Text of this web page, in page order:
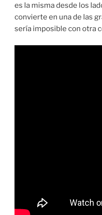
es la misma desde los
convierte en una de las
sería imposible con otra